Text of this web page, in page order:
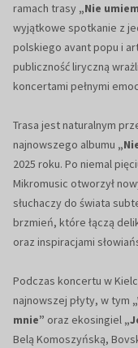
ramach trasy „Nie
wyjątkowe spotkanie z
polskiego avant popu i
publiczność liryczną
koncertami pełnymi
Trasa jest naturalnym
najnowszego albumu
2025 roku. Po niemal
Mikromusic otworzył
słuchaczy do świata
brzmień, które łączą
oraz inspiracjami
Podczas koncertu w
najnowszej płyty, w tym
mnie” oraz ekosingiel
Belą Komoszyńską,